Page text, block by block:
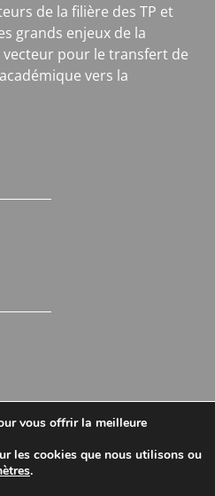
de la filière des TP et
grands enjeux de la
vecteur pour le transfert de
vers la
légales
vous offrir la meilleure
les cookies que nous utilisons ou
.